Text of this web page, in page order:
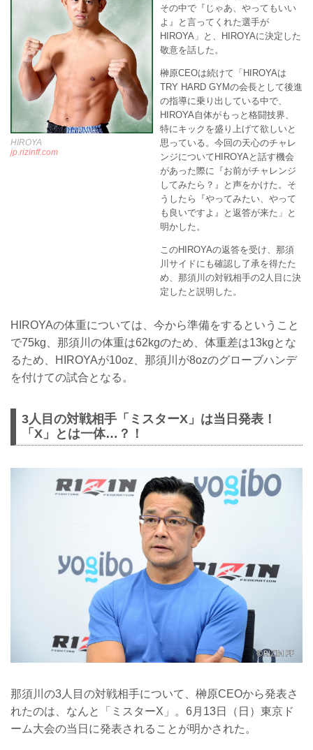
HIROYA
jp.rizinff.com
その中で『じゃあ、やってもいい
よ』と言ってくれた選手が
HIROYA」と、HIROYAに決定した
敬意を話した。
榊原CEOは続けて「HIROYAは
TRY HARD GYMの会長として後進
の指導に乗り出している中で、
HIROYA自体がもっと格闘技界、
特にキックを盛り上げて欲しいと
思っている。今回の天心のチャレ
ンジについてHIROYAと話す機会
があった際に『お前がチャレンジ
してみたら？』と声をかけた。そ
うしたら『やってみたい、やって
も良いですよ』と返答が来た」と
明かした。
このHIROYAの返答を受け、那須
川サイドにも確認し了承を得たた
め、那須川の対戦相手の2人目に決
定したと説明した。
HIROYAの体重については、今から準備をするということ
で75kg、那須川の体重は62kgのため、体重差は13kgとな
るため、HIROYAが10oz、那須川が8ozのグローブハンデ
を付けての試合となる。
3人目の対戦相手「ミスターX」は当日発表！
「X」とは一体…？！
那須川の3人目の対戦相手について、榊原CEOから発表さ
れたのは、なんと「ミスターX」。6月13日（日）東京ド
ーム大会の当日に発表されることが明かされた。